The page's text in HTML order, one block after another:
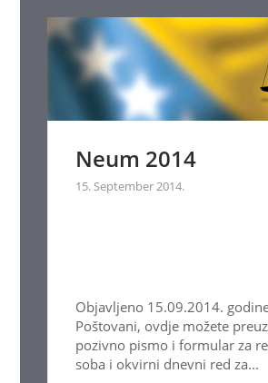
Neum 2014
15. September 2014.
Objavljeno 15.09.2014.
Poštovani, ovdje možete
pozivno pismo i formular za
soba i okvirni dnevni red za...